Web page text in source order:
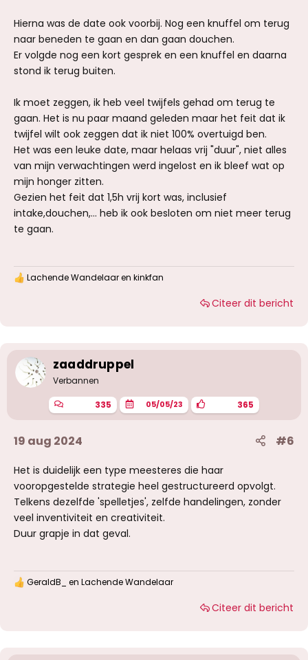
Hierna was de date ook voorbij. Nog een knuffel om terug
naar beneden te gaan en dan gaan douchen.
Er volgde nog een kort gesprek en een knuffel en daarna
stond ik terug buiten.
Ik moet zeggen, ik heb veel twijfels gehad om terug te
gaan. Het is nu paar maand geleden maar het feit dat ik
twijfel wilt ook zeggen dat ik niet 100% overtuigd ben.
Het was een leuke date, maar helaas vrij "duur", niet alles
van mijn verwachtingen werd ingelost en ik bleef wat op
mijn honger zitten.
Gezien het feit dat 1,5h vrij kort was, inclusief
intake,douchen,... heb ik ook besloten om niet meer terug
te gaan.
W
n
g
Lachende Wandelaaren kinkfan
Citeer dit bericht
zaaddruppel
Verbannen
335 05/05/23 365
19 aug 2024 #6
Het is duidelijk een type meesteres die haar
vooropgestelde strategie heel gestructureerd opvolgt.
Telkens dezelfde 'spelletjes', zelfde handelingen, zonder
veel inventiviteit en creativiteit.
Duur grapje in dat geval.
W GeraldB_ en Lachende Wandelaar
Citeer dit bericht